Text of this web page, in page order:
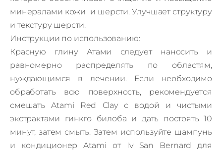
минералами кожи и шерсти. Улучшает структуру
и текстуру шерсти.
Инструкции по использованию:
Красную глину Атами следует наносить и
равномерно распределять по областям,
нуждающимся в лечении.
Если необходимо
обработать всю поверхность, рекомендуется
смешать Atami Red Clay с водой и чистыми
экстрактами гинкго билоба и дать постоять 10
минут, затем смыть. Затем используйте шампунь
и кондиционер Atami от Iv San Bernard для